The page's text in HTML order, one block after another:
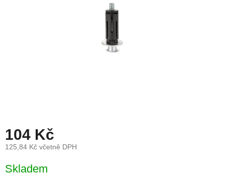
104 Kč
125,84 Kč včetně DPH
cena:
Skladem